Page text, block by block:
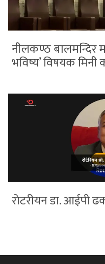
नीलकण्ठ बालमन्दिर
भविष्य’ विषयक मिनी
रोटरीयन डा.